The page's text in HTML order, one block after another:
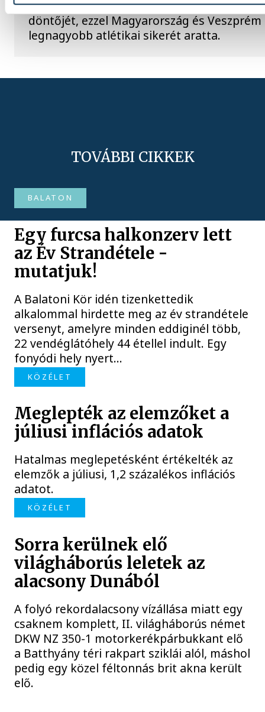
méteres dobással megnyerte a férfi
döntőjét, ezzel Magyarország és
legnagyobb atlétikai sikerét aratta.
TOVÁBBI CIKKEK
BALATON
Egy furcsa halkonzerv lett
az Év Strandétele -
mutatjuk!
A Balatoni Kör idén tizenkettedik
alkalommal hirdette meg az év strandétele
versenyt, amelyre minden eddiginél több,
22 vendéglátóhely 44 étellel indult. Egy
fonyódi hely nyert...
KÖZÉLET
Meglepték az elemzőket a
júliusi inflációs adatok
Hatalmas meglepetésként értékelték az
elemzők a júliusi, 1,2 százalékos inflációs
adatot.
KÖZÉLET
Sorra kerülnek elő
világháborús leletek az
alacsony Dunából
A folyó rekordalacsony vízállása miatt egy
csaknem komplett, II. világháborús német
DKW NZ 350-1 motorkerékpárbukkant elő
a Batthyány téri rakpart sziklái alól, máshol
pedig egy közel féltonnás brit akna került
elő.